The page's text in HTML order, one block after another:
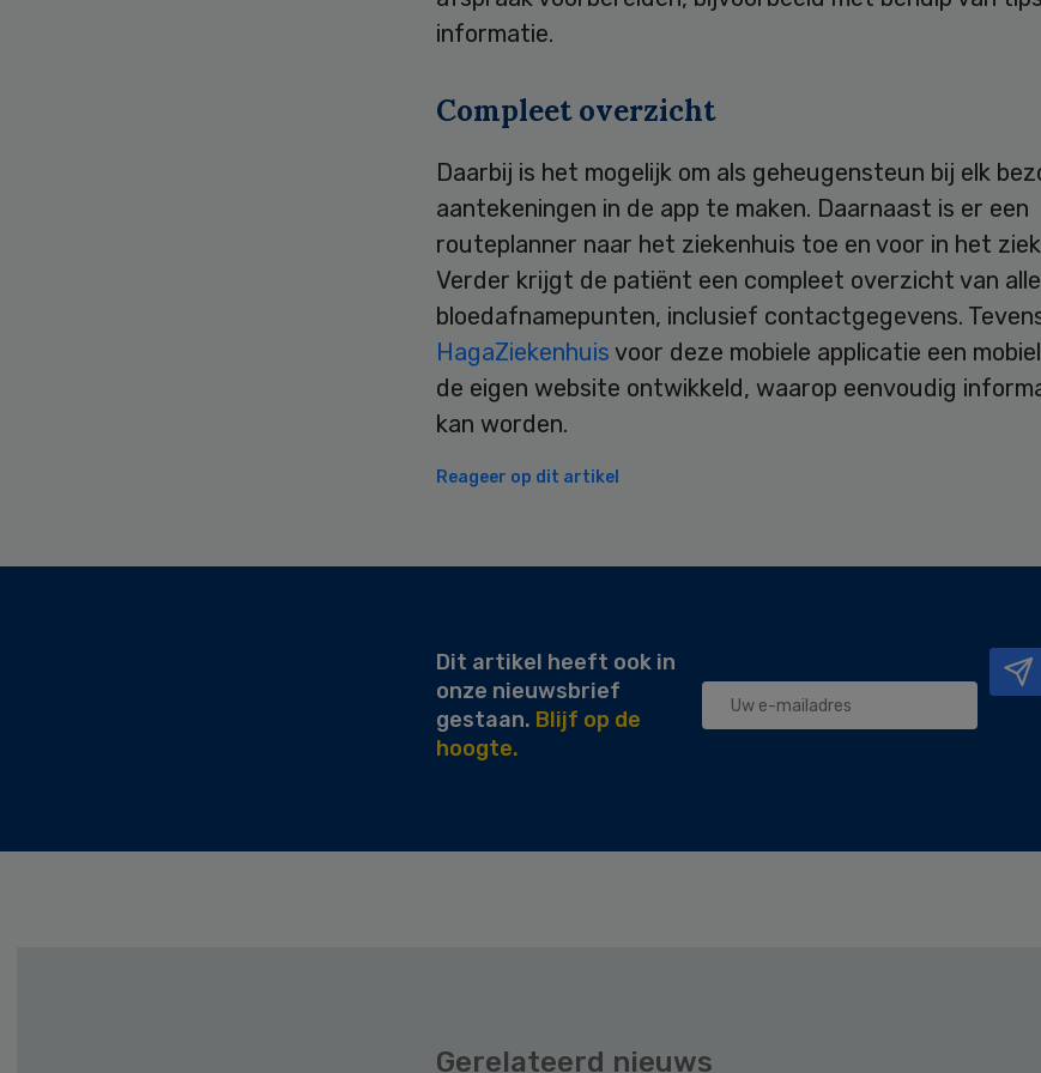
informatie.
Compleet overzicht
Daarbij is het mogelijk om als geheugensteun bij elk
aantekeningen in de app te maken. Daarnaast is er een
routeplanner naar het ziekenhuis toe en voor in het
Verder krijgt de patiënt een compleet overzicht van
bloedafnamepunten, inclusief contactgegevens.
HagaZiekenhuis voor deze mobiele applicatie een
de eigen website ontwikkeld, waarop eenvoudig
kan worden.
Reageer op dit artikel
Dit artikel heeft ook in
onze nieuwsbrief
gestaan. Blijf op de
hoogte.
Gerelateerd nieuws